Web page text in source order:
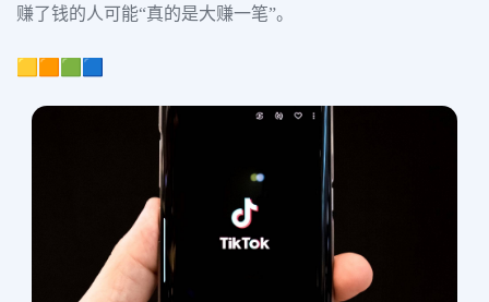
赚了钱的人可能“真的是大赚一笔”。
🟨🟧🟩🟦